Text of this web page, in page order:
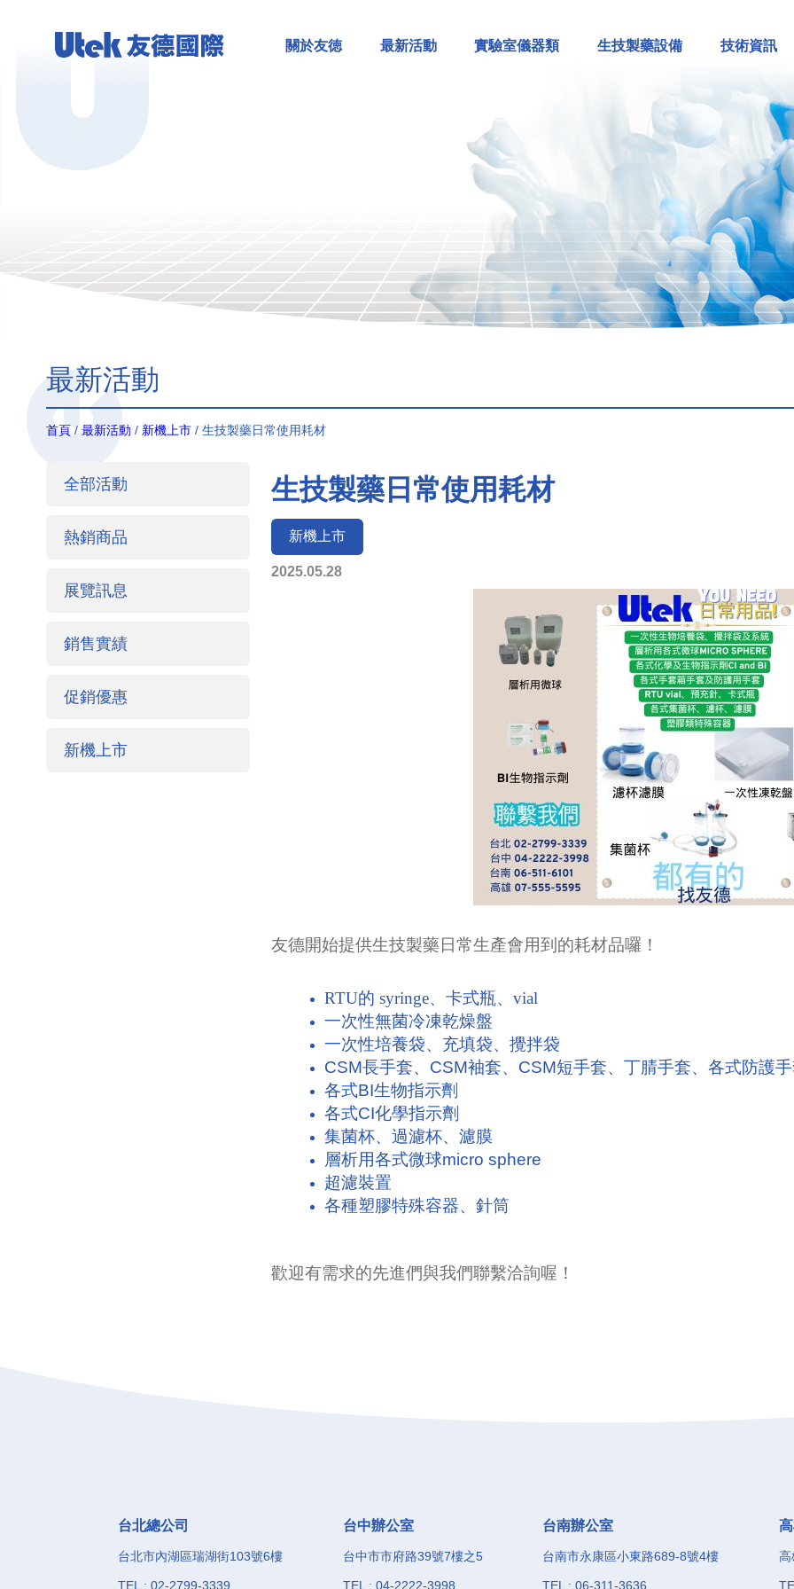
關於友徳 最新活動 實驗室儀器類 生技製藥設備 技術資訊
最新活動
首頁 / 最新活動 / 新機上市 / 生技製藥日常使用耗材
全部活動
熱銷商品
展覽訊息
銷售實績
促銷優惠
新機上市
生技製藥日常使用耗材
新機上市
2025.05.28
友德開始提供生技製藥日常生產會用到的耗材品囉！
RTU的 syringe、卡式瓶、vial
一次性無菌冷凍乾燥盤
一次性培養袋、充填袋、攪拌袋
CSM長手套、CSM袖套、CSM短手套、丁腈手套、各式防護
各式BI生物指示劑
各式CI化學指示劑
集菌杯、過濾杯、濾膜
層析用各式微球micro sphere
超濾裝置
各種塑膠特殊容器、針筒
歡迎有需求的先進們與我們聯繫洽詢喔！
台北總公司
台北市內湖區瑞湖街103號6樓
TEL : 02-2799-3339
台中辦公室
台中市市府路39號7樓之5
TEL : 04-2222-3998
台南辦公室
台南市永康區小東路689-8號4樓
TEL : 06-311-3636
高